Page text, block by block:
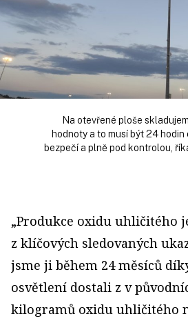
Na otevřené ploše
hodnoty a to musí být 24 hodin
bezpečí a plně pod kontrolou,
„Produkce oxidu uhličitého
z klíčových sledovaných
jsme ji během 24 měsíců
osvětlení dostali z v
kilogramů oxidu uhličitého